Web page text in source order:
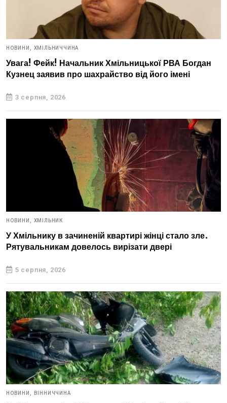
НОВИНИ, ХМІЛЬНИЧЧИНА
Увага! Фейк! Начальник Хмільницької РВА Богдан
Кузнец заявив про шахрайство від його імені
3 серпня, 2026
НОВИНИ, ХМІЛЬНИК
У Хмільнику в зачиненій квартирі жінці стало зле.
Рятувальникам довелось вирізати двері
5 серпня, 2026
НОВИНИ, ВІННИЧЧИНА